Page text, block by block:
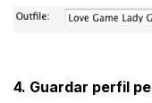
4. Guardar perfil